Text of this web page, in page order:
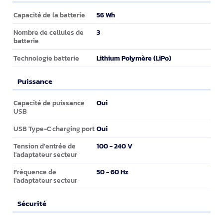
Batterie
Capacité de la batterie 56 Wh
Nombre de cellules de
batterie
3
Technologie batterie Lithium Polymère (LiPo)
Puissance
Puissance
Capacité de puissance
USB
Oui
USB Type-C charging port Oui
Tension d'entrée de
l'adaptateur secteur
100 - 240 V
Fréquence de
l'adaptateur secteur
50 - 60 Hz
Sécurité